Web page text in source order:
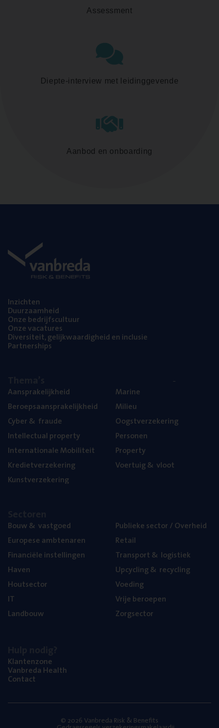
Assessment
Diepte-interview met leidinggevende
Aanbod en onboarding
Inzich­ten
Duur­zaam­heid
Onze bedrijfs­cul­tuur
Onze vaca­tu­res
Diver­si­teit, gelijk­waar­dig­heid en inclusie
Part­ner­ships
Aan­spra­ke­lijk­heid
Beroeps­aan­spra­ke­lijk­heid
Cyber& fraude
Intel­lec­tu­al property
Inter­na­ti­o­na­le Mobiliteit
Kre­diet­ver­ze­ke­ring
Kunst­ver­ze­ke­ring
Mari­ne
Mili­eu
Oogst­ver­ze­ke­ring
Per­so­nen
Pro­per­ty
Voer­tuig& vloot
Bouw& vastgoed
Euro­pe­se ambtenaren
Finan­ci­ë­le instellingen
Haven
Hout­sec­tor
IT
Land­bouw
Publie­ke sec­tor / Overheid
Retail
Trans­port& logistiek
Upcy­cling& recycling
Voe­ding
Vrije beroe­pen
Zorg­sec­tor
Klan­ten­zo­ne
Van­b­re­da Health
Con­tact
© 2026 Vanbreda Risk & Benefits